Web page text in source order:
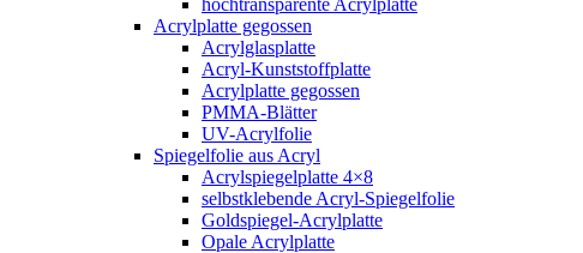
hochtransparente Acrylplatte
Acrylplatte gegossen
Acrylglasplatte
Acryl-Kunststoffplatte
Acrylplatte gegossen
PMMA-Blätter
UV-Acrylfolie
Spiegelfolie aus Acryl
Acrylspiegelplatte 4×8
selbstklebende Acryl-Spiegelfolie
Goldspiegel-Acrylplatte
Opale Acrylplatte